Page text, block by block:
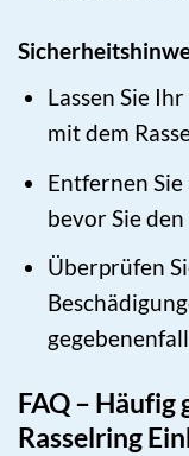
Lassen Sie
mit dem
Entfernen
bevor Sie
Überprüfen
FAQ – Häufig
Rasselring